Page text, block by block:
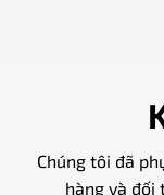
Chúng tôi đã
hàng và đối